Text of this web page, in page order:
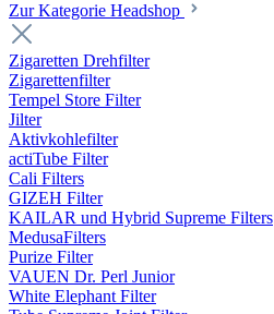
Zur Kategorie Headshop
Zigaretten Drehfilter
Zigarettenfilter
Tempel Store Filter
Jilter
Aktivkohlefilter
actiTube Filter
Cali Filters
GIZEH Filter
KAILAR und Hybrid Supreme Filters
MedusaFilters
Purize Filter
VAUEN Dr. Perl Junior
White Elephant Filter